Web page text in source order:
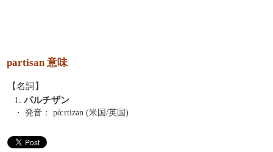
partisan 意味
【名詞】
1. パルチザン
・ 発音： pάːrtizən (米国/英国)